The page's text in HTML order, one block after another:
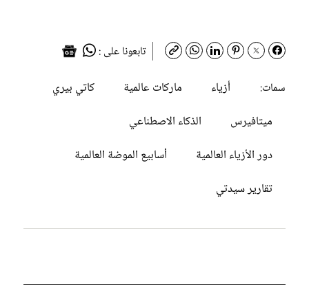
تابعونا على :
سمات:
أزياء ماركات عالمية
كاتي بيري
ميتافيرس
الذكاء الاصطناعي
دور الأزياء العالمية
أسابيع الموضة العالمية
تقارير سيدتي